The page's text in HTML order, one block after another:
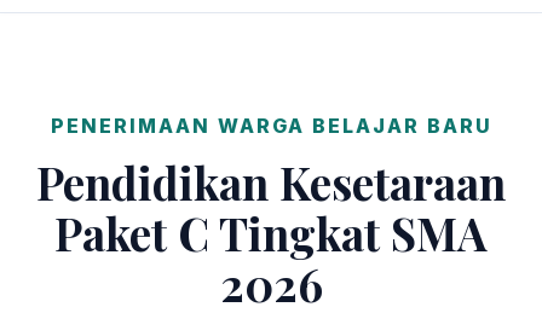
PENERIMAAN WARGA BELAJAR BARU
Pendidikan Kesetaraan
Paket C Tingkat SMA
2026